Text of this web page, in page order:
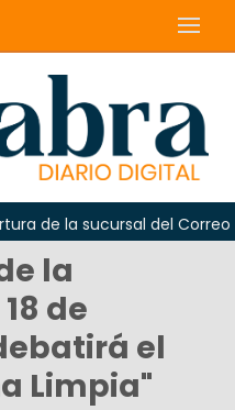
la sucursal del Correo
la
de
el
Limpia"